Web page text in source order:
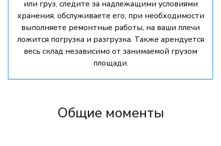
или груз, следите за надлежащими условиями
хранения, обслуживаете его, при необходимости
выполняете ремонтные работы, на ваши плечи
ложится погрузка и разгрузка. Также арендуется
весь склад независимо от занимаемой грузом
площади.
Общие моменты